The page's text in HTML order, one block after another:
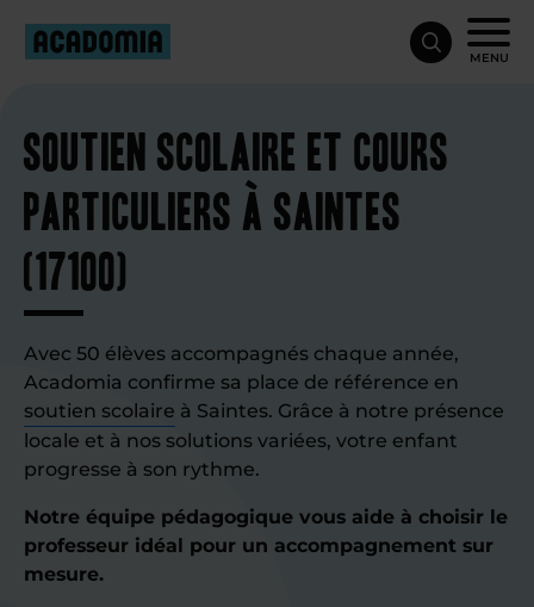
MENU
Soutien scolaire et cours
particuliers à Saintes
(17100)
Avec 50 élèves accompagnés chaque année,
Acadomia confirme sa place de référence en
soutien scolaire à Saintes. Grâce à notre présence
locale et à nos solutions variées, votre enfant
progresse à son rythme.
Notre équipe pédagogique vous aide à choisir le
professeur idéal pour un accompagnement sur
mesure.